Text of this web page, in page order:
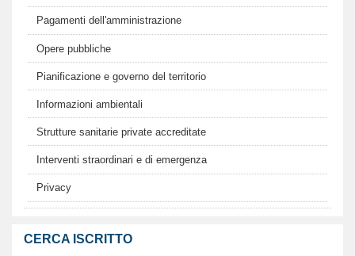
Pagamenti dell'amministrazione
Opere pubbliche
Pianificazione e governo del territorio
Informazioni ambientali
Strutture sanitarie private accreditate
Interventi straordinari e di emergenza
Privacy
CERCA ISCRITTO